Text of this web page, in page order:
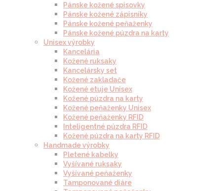
Pánske kožené spisovky
Pánske kožené zápisníky
Pánske kožené peňaženky
Pánske kožené púzdra na karty
Unisex výrobky
Kancelária
Kožené ruksaky
Kancelársky set
Kožené zakladače
Kožené etuje Unisex
Kožené púzdra na karty
Kožené peňaženky Unisex
Kožené peňaženky RFID
Inteligentné púzdra RFID
Kožené púzdra na karty RFID
Handmade výrobky
Pletené kabelky
Vyšívané ruksaky
Vyšívané peňaženky
Tamponované diáre